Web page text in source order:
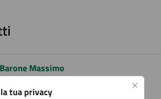
tua privacy
Barone Massimo
T +39 0322 231226